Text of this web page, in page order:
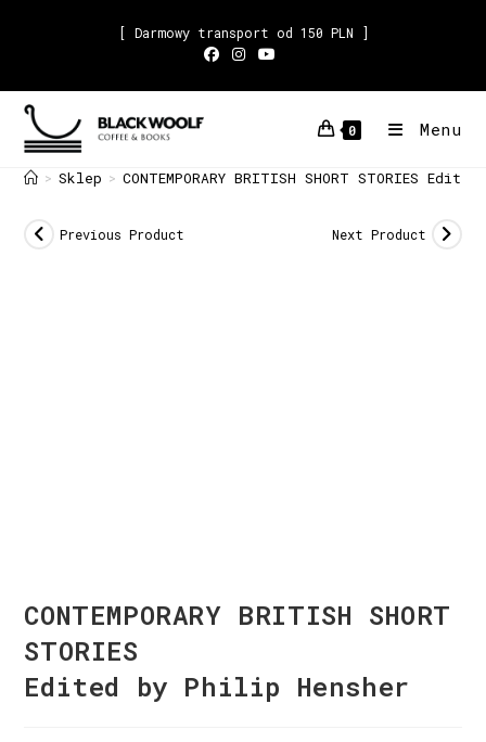
[ Darmowy transport od 150 PLN ]
0 Menu
> Sklep > CONTEMPORARY BRITISH SHORT STORIES
Previous Product Next Product
CONTEMPORARY BRITISH SHORT
STORIES
Edited by Philip Hensher